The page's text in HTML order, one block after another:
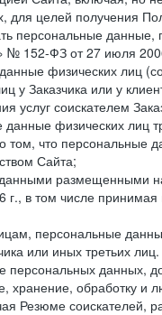
целей получения
персональные
№ 152-ФЗ от 27 июля
физических лиц
у Заказчика или у
услуг соискателем
физических лиц
что персональные
Сайта;
размещенными
в том числе принимая
персональные
или иных третьих лиц.
персональных данных,
хранение, обработку и
Резюме